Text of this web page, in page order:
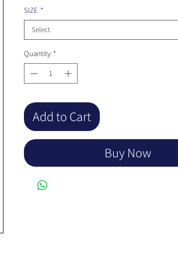
SIZE *
Select
Quantity *
Add to Cart
Buy Now